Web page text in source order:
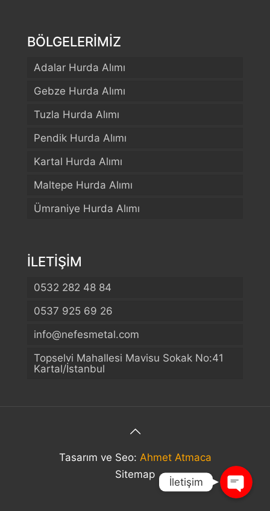
BÖLGELERİMİZ
Adalar Hurda Alımı
Gebze Hurda Alımı
Tuzla Hurda Alımı
Pendik Hurda Alımı
Kartal Hurda Alımı
Maltepe Hurda Alımı
Ümraniye Hurda Alımı
İLETİŞİM
0532 282 48 84
0537 925 69 26
info@nefesmetal.com
Topselvi Mahallesi Mavisu Sokak No:41
Kartal/İstanbul
Tasarım ve Seo: Ahmet Atmaca
Sitemap
Telefon
İletişim